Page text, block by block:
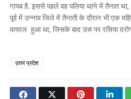
गायब है. इससे पहले वह पलिया थाने में तैनात
पूर्व में उन्नाव जिले में तैनाती के दौरान भी एक
वायरल हुआ था, जिसके बाद उस पर रसिया
उत्तर प्रदेश